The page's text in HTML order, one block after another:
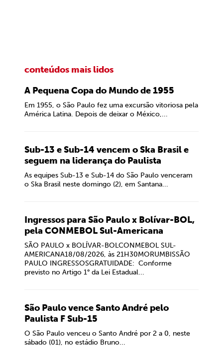
conteúdos mais lidos
A Pequena Copa do Mundo de 1955
Em 1955, o São Paulo fez uma excursão vitoriosa pela
América Latina. Depois de deixar o México,...
Sub-13 e Sub-14 vencem o Ska Brasil e
seguem na liderança do Paulista
As equipes Sub-13 e Sub-14 do São Paulo venceram
o Ska Brasil neste domingo (2), em Santana...
Ingressos para São Paulo x Bolívar-BOL,
pela CONMEBOL Sul-Americana
SÃO PAULO x BOLÍVAR-BOLCONMEBOL SUL-
AMERICANA18/08/2026, às 21H30MORUMBISSÃO
PAULO INGRESSOSGRATUIDADE: Conforme
previsto no Artigo 1° da Lei Estadual...
São Paulo vence Santo André pelo
Paulista F Sub-15
O São Paulo venceu o Santo André por 2 a 0, neste
sábado (01), no estádio Bruno...